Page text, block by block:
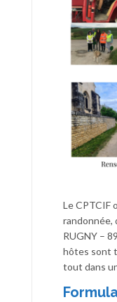
Le CPTCIF
randonnée,
RUGNY –
hôtes sont
tout dans